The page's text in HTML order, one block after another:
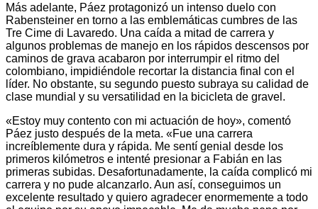
Más adelante, Páez protagonizó un intenso duelo con
Rabensteiner en torno a las emblemáticas cumbres de las
Tre Cime di Lavaredo. Una caída a mitad de carrera y
algunos problemas de manejo en los rápidos descensos por
caminos de grava acabaron por interrumpir el ritmo del
colombiano, impidiéndole recortar la distancia final con el
líder. No obstante, su segundo puesto subraya su calidad de
clase mundial y su versatilidad en la bicicleta de gravel.
«Estoy muy contento con mi actuación de hoy», comentó
Páez justo después de la meta. «Fue una carrera
increíblemente dura y rápida. Me sentí genial desde los
primeros kilómetros e intenté presionar a Fabián en las
primeras subidas. Desafortunadamente, la caída complicó mi
carrera y no pude alcanzarlo. Aun así, conseguimos un
excelente resultado y quiero agradecer enormemente a todo